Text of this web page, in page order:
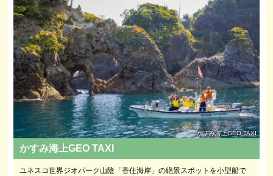
かすみ海上GEO TAXI
かすみ海上GEO TAXI
ユネスコ世界ジオパーク山陰「香住海岸」の絶景スポットを小型船で